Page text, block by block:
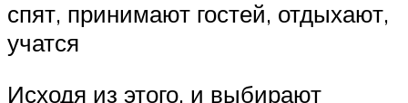
спят, принимают гостей, отдыхают,
учатся
Исходя из этого, и выбирают